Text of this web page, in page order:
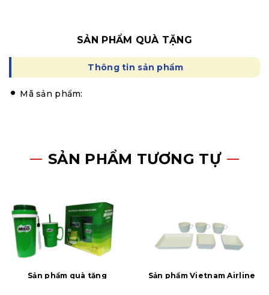
SẢN PHẨM QUÀ TẶNG
Thông tin sản phẩm
Mã sản phẩm:
SẢN PHẨM TƯƠNG TỰ
Sản phẩm quà tặng Sản phẩm Vietnam Airline